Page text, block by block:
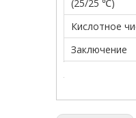
(25/25 ℃)
Кислотное
Заключение